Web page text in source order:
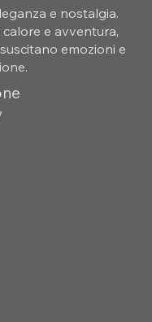
e nostalgia.
e avventura,
emozioni e